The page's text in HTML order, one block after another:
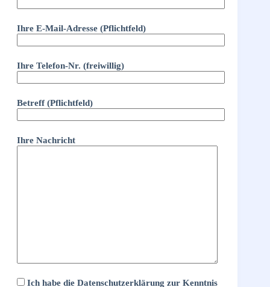
Ihre E-Mail-Adresse (Pflichtfeld)
Ihre Telefon-Nr. (freiwillig)
Betreff (Pflichtfeld)
Ihre Nachricht
Ich habe die Datenschutzerklärung zur Kenntnis